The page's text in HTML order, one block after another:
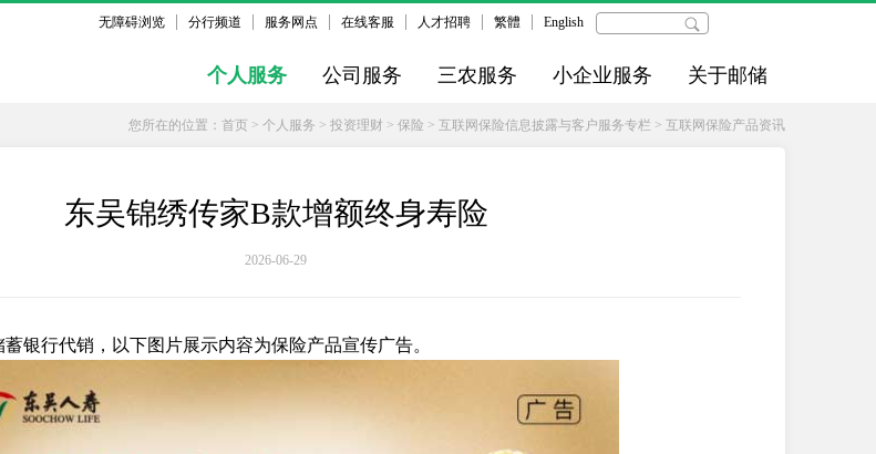
无障碍浏览 分行频道 服务网点 在线客服 人才招聘 繁體 English
个人服务 公司服务 三农服务 小企业服务 关于邮储
您所在的位置： 首页 > 个人服务 > 投资理财 > 保险 > 互联网保险信息披露与客户服务专栏 > 互联网保险产品资讯
东吴锦绣传家B款增额终身寿险
2026-06-29
银行代销，以下图片展示内容为保险产品宣传广告。